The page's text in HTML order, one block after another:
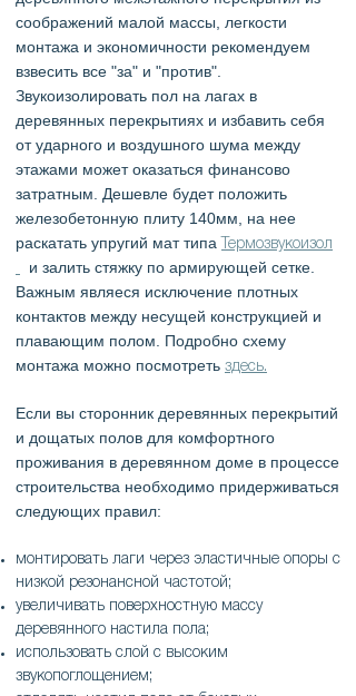
соображений малой массы, легкости
монтажа и экономичности рекомендуем
взвесить все "за" и "против".
Звукоизолировать пол на лагах в
деревянных перекрытиях и избавить себя
от ударного и воздушного шума между
этажами может оказаться финансово
затратным. Дешевле будет положить
железобетонную плиту 140мм, на нее
раскатать упругий мат типа Термозвукоизол
и залить стяжку по армирующей сетке.
Важным являеся исключение плотных
контактов между несущей конструкцией и
плавающим полом. Подробно схему
монтажа можно посмотреть здесь.
Если вы сторонник деревянных перекрытий
и дощатых полов для комфортного
проживания в деревянном доме в процессе
строительства необходимо придерживаться
следующих правил:
монтировать лаги через эластичные опоры с
низкой резонансной частотой;
увеличивать поверхностную массу
деревянного настила пола;
использовать слой с высоким
звукопоглощением;